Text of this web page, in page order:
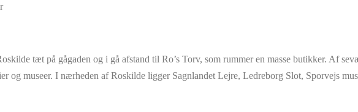
tæt på gågaden og i gå afstand til Ro’s Torv, som rummer en masse butikker. Af
og museer. I nærheden af Roskilde ligger Sagnlandet Lejre, Ledreborg Slot, Sporvejs